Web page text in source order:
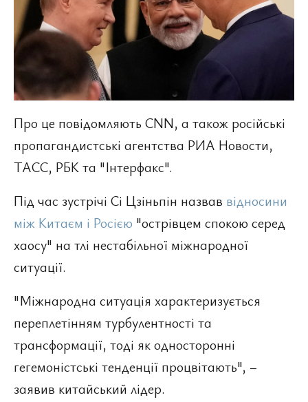
Про це повідомляють CNN, а також російські
пропагандистські агентства РИА Новости,
ТАСС, РБК та "Інтерфакс".
Під час зустрічі Сі Цзіньпін назвав відносини
між Китаєм і Росією "острівцем спокою серед
хаосу" на тлі нестабільної міжнародної
ситуації.
"Міжнародна ситуація характеризується
переплетінням турбулентності та
трансформації, тоді як односторонні
гегемоністські тенденції процвітають", –
заявив китайський лідер.